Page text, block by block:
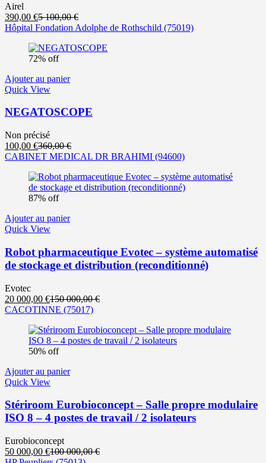
Airel
390,00 €Le
prix
est :
390,00 €.
5 100,00€Le
prix
était :
Hôpital Fondation Adolphe de Rothschild (75019)
72% off
Ajouter au panier
Quick View
NEGATOSCOPE
Non précisé
100,00 €Le
prix
est :
100,00 €.
360,00€Le
prix
était :
360,00 €.
CABINET MEDICAL DR BRAHIMI (94600)
87% off
Ajouter au panier
Quick View
Robot pharmaceutique Evotec – système automatisé
de stockage et distribution (reconditionné)
Evotec
20 000,00 €Le
prix
est :
20
000,00 €.
150 000,00€Le
était :
150
CACOTINNE (75017)
50% off
Ajouter au panier
Quick View
Stériroom Eurobioconcept – Salle propre modulaire
ISO 8 – 4 postes de travail / 2 isolateurs
Eurobioconcept
50 000,00 €Le
100 000,00€Le